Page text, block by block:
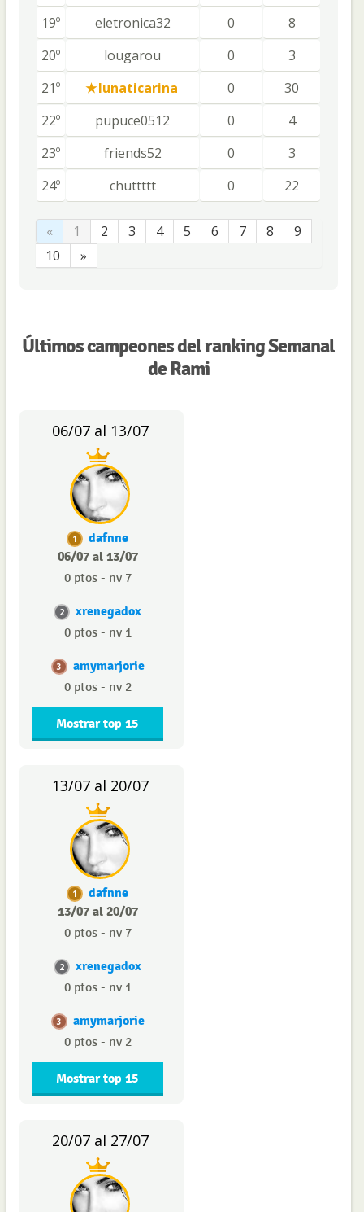
19º
eletronica32 0
8
20º
lougarou 0
3
21º
lunaticarina 0
30
22º
pupuce0512 0
4
23º
friends52 0
3
24º
chuttttt 0 22
« 1 2 3 4 5 6 7 8
9
10
»
Últimos campeones del ranking Semanal
de Rami
06/07 al 13/07
1
dafnne
06/07 al 13/07
0 ptos - nv 7
2 xrenegadox
0 ptos - nv 1
3 amymarjorie
0 ptos - nv 2
Mostrar top 15
13/07 al 20/07
1
dafnne
13/07 al 20/07
0 ptos - nv 7
2 xrenegadox
0 ptos - nv 1
3 amymarjorie
0 ptos - nv 2
Mostrar top 15
20/07 al 27/07